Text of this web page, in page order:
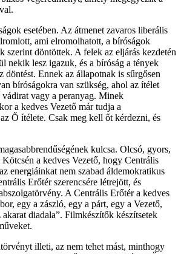
esetében. Az átmenet zavaros liberális
ami elromolhatott, a bíróságok
szerint döntöttek. A felek az eljárás kezdetén
nekik lesz igazuk, és a bíróság a tények
döntést. Ennek az állapotnak is sűrgősen
bíróságokra van szükség, ahol az ítélet
vagy a peranyag. Minek
a kedves Vezető már tudja a
Ő ítélete. Csak meg kell őt kérdezni, és
kulcsa. Olcsó, gyors,
a kedves Vezető, hogy Centrális
energiáinkat nem szabad áldemokratikus
Erőtér szerencsére létrejött, és
A Centrális Erőtér a kedves
egy a zászló, egy a párt, egy a Vezető,
diadala”. Filmkészítők készítsetek
illeti, az nem tehet mást, minthogy